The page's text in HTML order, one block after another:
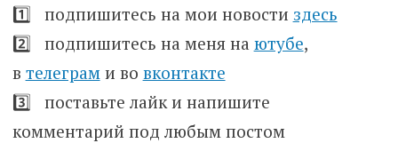
1️⃣ подпишитесь на мои новости здесь
2️⃣ подпишитесь на меня на ютубе,
в телеграми во вконтакте
3️⃣ поставьте лайк и напишите
комментарий под любым постом